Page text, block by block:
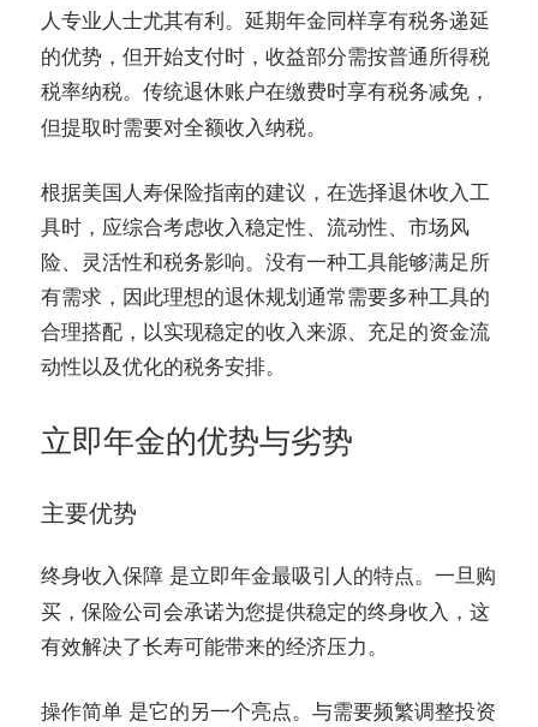
人专业人士尤其有利。 延期年金同样享有税务递延
的优势，但开始支付时，收益部分需按普通所得税
税率纳税。 传统退休账户在缴费时享有税务减免，
但提取时需要对全额收入纳税。
根据美国人寿保险指南的建议，在选择退休收入工
具时，应综合考虑收入稳定性、流动性、市场风
险、灵活性和税务影响。没有一种工具能够满足所
有需求，因此理想的退休规划通常需要多种工具的
合理搭配，以实现稳定的收入来源、充足的资金流
动性以及优化的税务安排。
立即年金的优势与劣势
主要优势
终身收入保障 是立即年金最吸引人的特点。一旦购
买，保险公司会承诺为您提供稳定的终身收入，这
有效解决了长寿可能带来的经济压力。
操作简单 是它的另一个亮点。与需要频繁调整投资